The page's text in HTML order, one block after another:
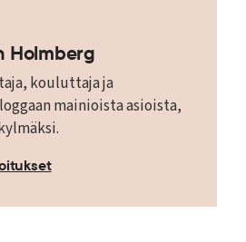
Holmberg
kouluttaja ja
mainioista asioista,